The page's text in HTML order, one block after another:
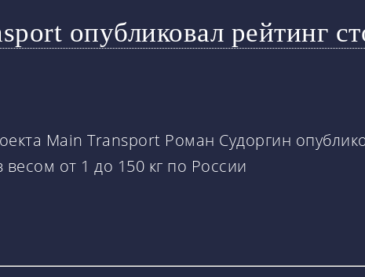
опубликовал рейтинг
Main Transport Роман Судоргин
весом от 1 до 150 кг по России